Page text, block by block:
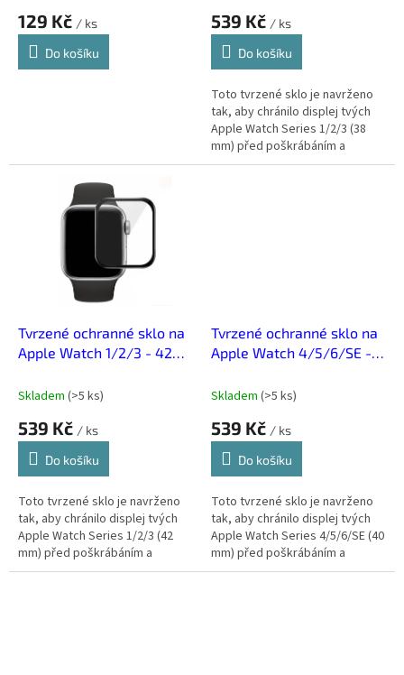
129 Kč / ks
Do košíku
539 Kč / ks
Do košíku
Toto tvrzené sklo je navrženo
tak, aby chránilo displej tvých
Apple Watch Series 1/2/3 (38
mm) před poškrábáním a
drobnými nárazy. Díky vysoké
Tvrzené ochranné sklo na
Apple Watch 1/2/3 - 42
Skladem (>5 ks)
539 Kč / ks
Do košíku
Toto tvrzené sklo je navrženo
tak, aby chránilo displej tvých
Apple Watch Series 1/2/3 (42
mm) před poškrábáním a
drobnými nárazy. Díky vysoké
Tvrzené ochranné sklo na
Apple Watch 4/5/6/SE -
Skladem (>5 ks)
539 Kč / ks
Do košíku
Toto tvrzené sklo je navrženo
tak, aby chránilo displej tvých
Apple Watch Series 4/5/6/SE (40
mm) před poškrábáním a
drobnými nárazy. Díky vysoké